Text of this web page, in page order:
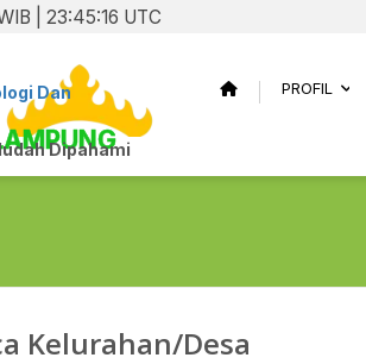
| 23:45:16 UTC
Dan
PROFIL
Dipahami
Kelurahan/Desa